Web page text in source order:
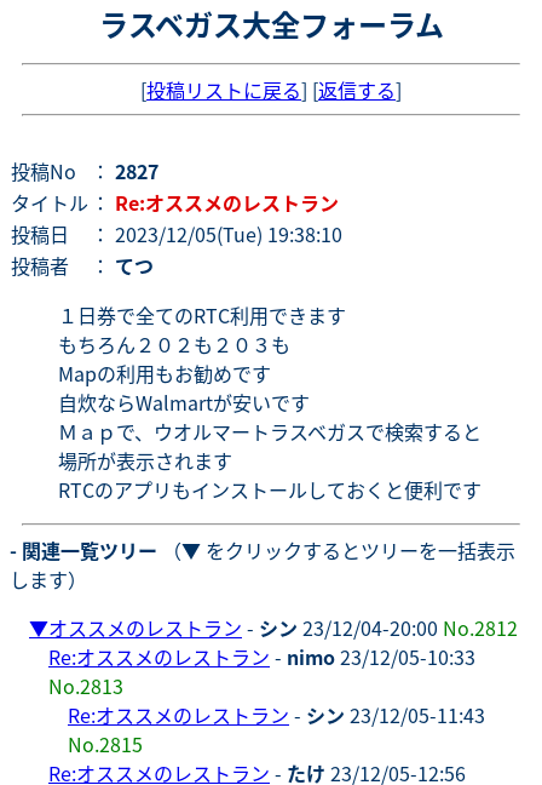
ラスベガス大全フォーラム
[投稿リストに戻る] [返信する]
投稿No ： 2827
タイトル ： Re:オススメのレストラン
投稿日
： 2023/12/05(Tue) 19:38:10
投稿者
： てつ
１日券で全てのRTC利用できます
もちろん２０２も２０３も
Mapの利用もお勧めです
自炊ならWalmartが安いです
Ｍａｐで、ウオルマートラスベガスで検索すると
場所が表示されます
RTCのアプリもインストールしておくと便利です
- 関連一覧ツリー （▼ をクリックするとツリーを一括表示
します）
▼オススメのレストラン - シン 23/12/04-20:00 No.2812
Re:オススメのレストラン - nimo23/12/05-10:33
No.2813
Re:オススメのレストラン - シン 23/12/05-11:43
No.2815
Re:オススメのレストラン - たけ 23/12/05-12:56